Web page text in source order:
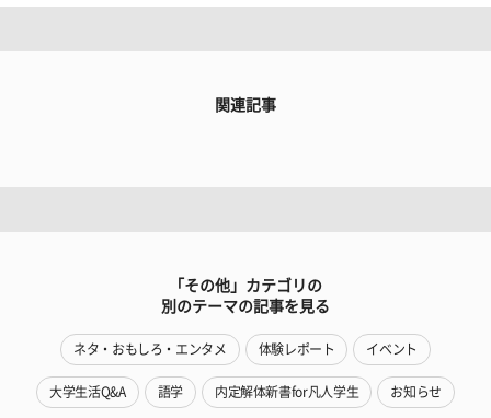
関連記事
「その他」カテゴリの
別のテーマの記事を見る
ネタ・おもしろ・エンタメ 体験レポート イベント
大学生活Q&A 語学 内定解体新書for凡人学生 お知らせ